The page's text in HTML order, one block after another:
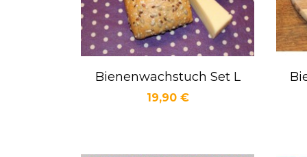
Vorschau
Bienenwachstuch Set L
Preis
19,90 €